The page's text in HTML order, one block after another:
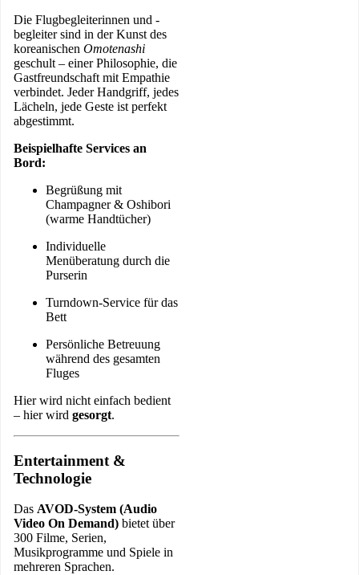
Die Flugbegleiterinnen und -
begleiter sind in der Kunst des
koreanischen Omotenashi
geschult – einer Philosophie, die
Gastfreundschaft mit Empathie
verbindet. Jeder Handgriff, jedes
Lächeln, jede Geste ist perfekt
abgestimmt.
Beispielhafte Services an
Bord:
Begrüßung mit
Champagner & Oshibori
(warme Handtücher)
Individuelle
Menüberatung durch die
Purserin
Turndown-Service für das
Bett
Persönliche Betreuung
während des gesamten
Fluges
Hier wird nicht einfach bedient
– hier wird gesorgt.
Entertainment &
Technologie
Das AVOD-System (Audio
Video On Demand) bietet über
300 Filme, Serien,
Musikprogramme und Spiele in
mehreren Sprachen.